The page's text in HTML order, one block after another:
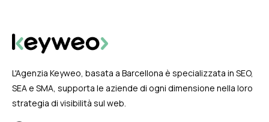
L'Agenzia Keyweo, basata a Barcellona è specializzata in SEO,
SEA e SMA, supporta le aziende di ogni dimensione nella loro
strategia di visibilità sul web.